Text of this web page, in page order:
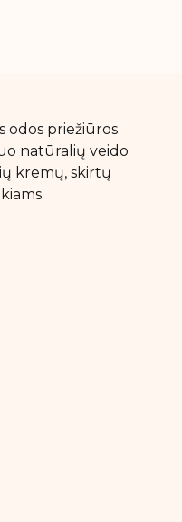
odos priežiūros
natūralių veido
kremų, skirtų